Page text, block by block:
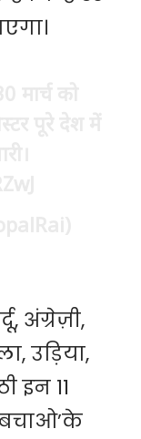
अंग्रेज़ी,
उड़िया,
इन 11